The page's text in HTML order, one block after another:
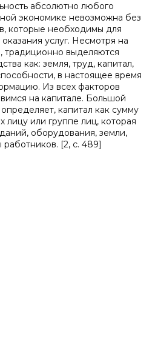
абсолютно любого
экономике невозможна без
которые необходимы для
услуг. Несмотря на
традиционно выделяются
как: земля, труд, капитал,
в настоящее время
Из всех факторов
на капитале. Большой
капитал как сумму
лицу или группе лиц, которая
оборудования, земли,
работников. [2, с. 489]